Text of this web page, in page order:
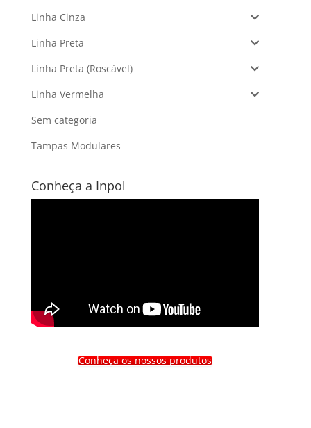
Linha Cinza
Linha Preta
Linha Preta (Roscável)
Linha Vermelha
Sem categoria
Tampas Modulares
Conheça a Inpol
Conheça os nossos produtos